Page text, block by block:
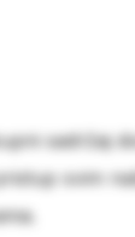
sadržaj
svim